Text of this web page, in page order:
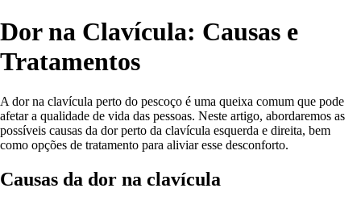
Dor na Clavícula: Causas e
Tratamentos
A dor na clavícula perto do pescoço é uma queixa comum que pode
afetar a qualidade de vida das pessoas. Neste artigo, abordaremos as
possíveis causas da dor perto da clavícula esquerda e direita, bem
como opções de tratamento para aliviar esse desconforto.
Causas da dor na clavícula